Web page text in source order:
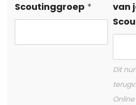
Scoutinggroep
van
Dit
Online